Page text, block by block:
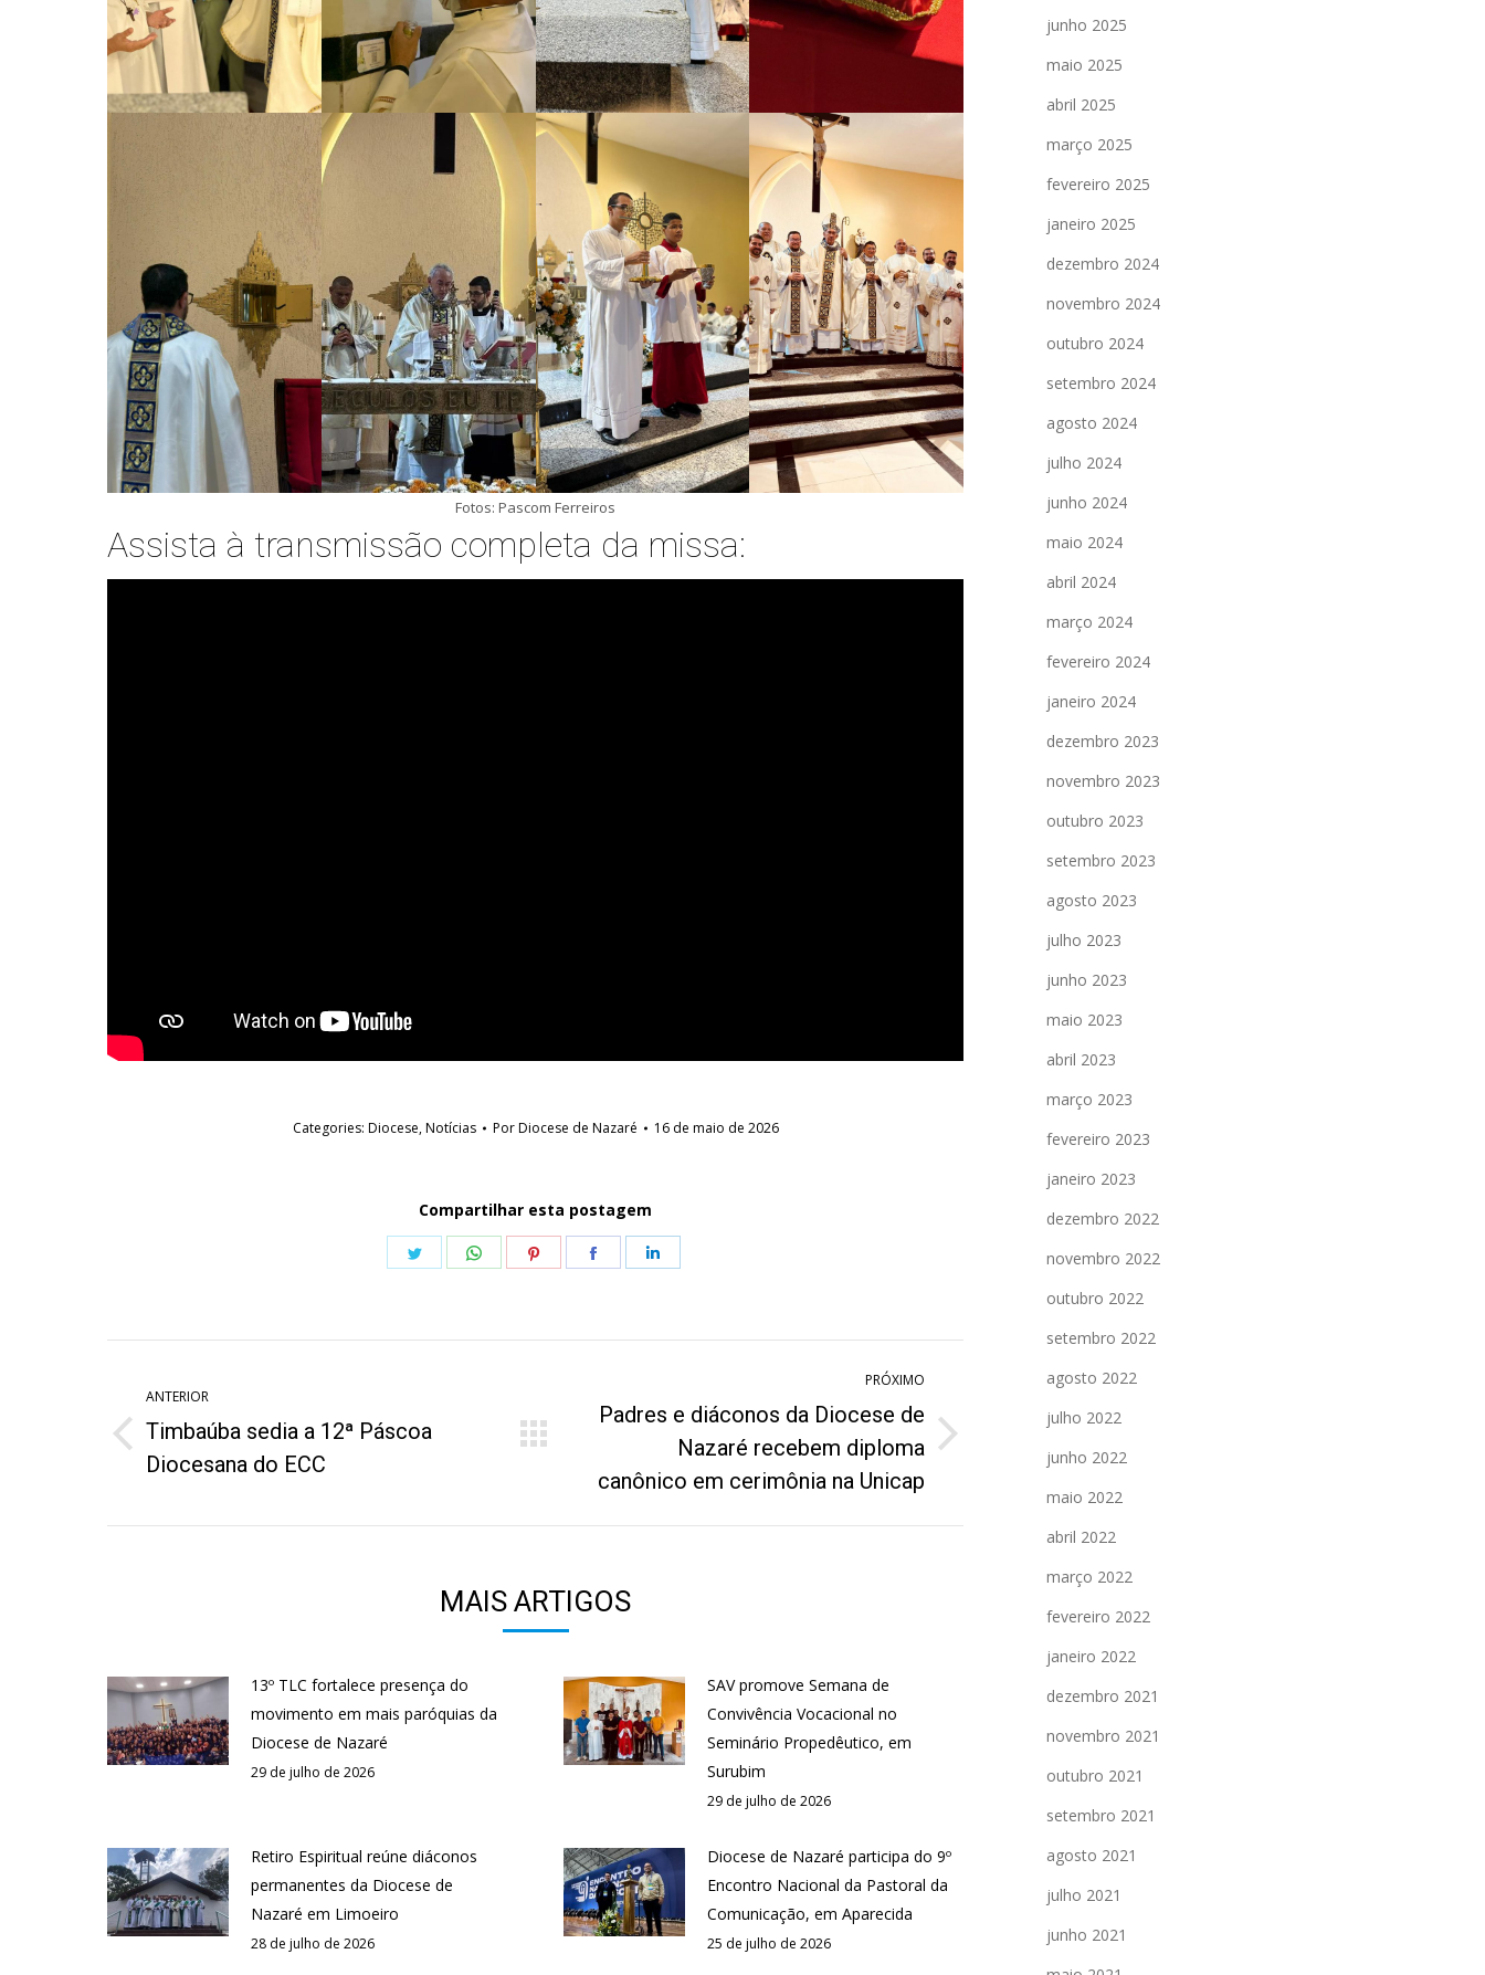
Fotos: Pascom Ferreiros
Assista à transmissão completa da missa:
Categories: Diocese,Notícias PorDiocese de Nazaré 16 de maio de 2026
Compartilhar esta postagem
Share Share
Share
Share
de
post:
ANTERIOR
Post
anterior:
Timbaúba sedia a 12ª Páscoa
Diocesana do ECC
PRÓXIMO
post:
Padres e diáconos da Diocese de
Nazaré recebem diploma
canônico em cerimônia na Unicap
MAIS ARTIGOS
13º TLC fortalece presença do
movimento em mais paróquias da
Diocese de Nazaré
29 de julho de 2026
SAV promove Semana de
Convivência Vocacional no
Seminário Propedêutico, em
Surubim
29 de julho de 2026
Retiro Espiritual reúne diáconos
permanentes da Diocese de
Nazaré em Limoeiro
28 de julho de 2026
Diocese de Nazaré participa do 9º
Encontro Nacional da Pastoral da
Comunicação, em Aparecida
25 de julho de 2026
junho 2025
maio 2025
abril 2025
março 2025
fevereiro 2025
janeiro 2025
dezembro 2024
novembro 2024
outubro 2024
setembro 2024
agosto 2024
julho 2024
junho 2024
maio 2024
abril 2024
março 2024
fevereiro 2024
janeiro 2024
dezembro 2023
novembro 2023
outubro 2023
setembro 2023
agosto 2023
julho 2023
junho 2023
maio 2023
abril 2023
março 2023
fevereiro 2023
janeiro 2023
dezembro 2022
novembro 2022
outubro 2022
setembro 2022
agosto 2022
julho 2022
junho 2022
maio 2022
abril 2022
março 2022
fevereiro 2022
janeiro 2022
dezembro 2021
novembro 2021
outubro 2021
setembro 2021
agosto 2021
julho 2021
junho 2021